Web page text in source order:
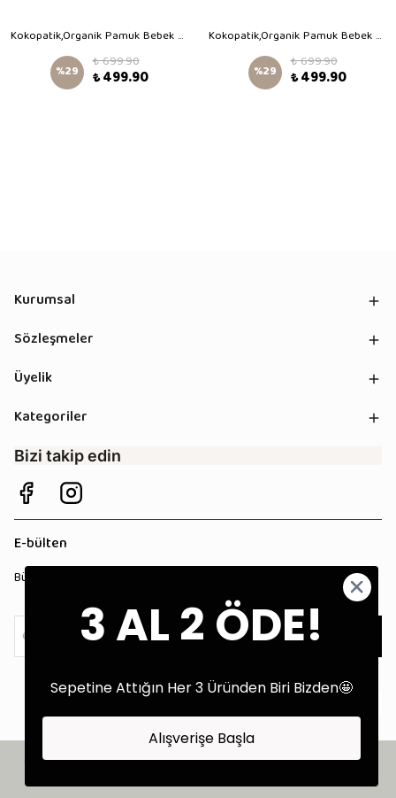
Kokopatik,Organik Pamuk Bebek Patiği,Kaydırmaz Taban,Yenidoğan Patik,Ev Kreş Ayakkabısı,Alfabe Desen Patik
%29 ₺ 699.90
₺ 499.90
Kokopatik,Organik Pamuk Bebek Patiği,Kaydırmaz Taban,Yenidoğan Patik,Ev Kreş Ayakkabısı,Göçeden Hayvanlar Desen Patik
%29 ₺ 699.90
₺ 499.90
Kurumsal
Sözleşmeler
Üyelik
Kategoriler
Bizi takip edin
E-bülten
Bültenimize kaydolun, tüm kampanyalardan anında haberdar olun!
©2025 Tüm Hakları Saklıdır - Tekstil Performans Pazarlama Ajansı:
Kokopatik
3 AL 2 ÖDE!
Sepetine Attığın Her 3 Üründen Biri Bizden🤩
Alışverişe Başla